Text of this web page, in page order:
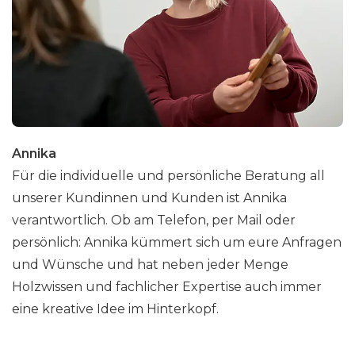
Annika
Für die individuelle und persönliche Beratung all
unserer Kundinnen und Kunden ist Annika
verantwortlich. Ob am Telefon, per Mail oder
persönlich: Annika kümmert sich um eure Anfragen
und Wünsche und hat neben jeder Menge
Holzwissen und fachlicher Expertise auch immer
eine kreative Idee im Hinterkopf.